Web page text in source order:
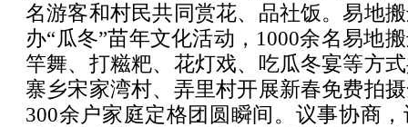
名游客和村民共同赏花、品社饭。易地
办“瓜冬”苗年文化活动，1000余名易地
竿舞、打糍粑、花灯戏、吃瓜冬宴等方
寨乡宋家湾村、弄里村开展新春免费拍
300余户家庭定格团圆瞬间。议事协商